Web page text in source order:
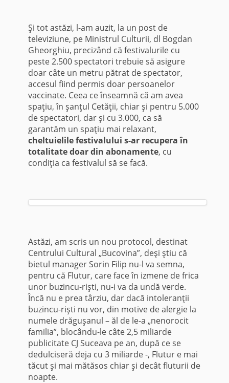
Şi tot astăzi, l-am auzit, la un post de
televiziune, pe Ministrul Culturii, dl Bogdan
Gheorghiu, precizând că festivalurile cu
peste 2.500 spectatori trebuie să asigure
doar câte un metru pătrat de spectator,
accesul fiind permis doar persoanelor
vaccinate. Ceea ce înseamnă că am avea
spaţiu, în şanţul Cetăţii, chiar şi pentru 5.000
de spectatori, dar şi cu 3.000, ca să
garantăm un spaţiu mai relaxant,
cheltuielile festivalului s-ar recupera în
totalitate doar din abonamente, cu
condiţia ca festivalul să se facă.
Astăzi, am scris un nou protocol, destinat
Centrului Cultural „Bucovina”, deşi ştiu că
bietul manager Sorin Filip nu-l va semna,
pentru că Flutur, care face în izmene de frica
unor buzincu-rişti, nu-i va da undă verde.
Încă nu e prea târziu, dar dacă intoleranţii
buzincu-rişti nu vor, din motive de alergie la
numele drăguşanul – ăl de le-a „nenorocit
familia”, blocându-le câte 2,5 miliarde
publicitate CJ Suceava pe an, după ce se
dedulciseră deja cu 3 miliarde -, Flutur e mai
tăcut şi mai mătăsos chiar şi decât fluturii de
noapte.